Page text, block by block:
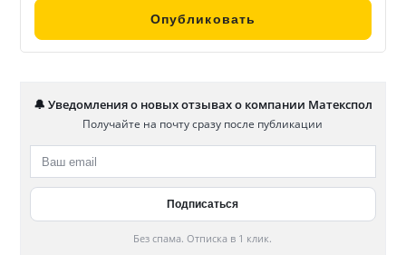
🔔 Уведомления о новых отзывах о компании Матекспол
Получайте на почту сразу после публикации
Без спама. Отписка в 1 клик.